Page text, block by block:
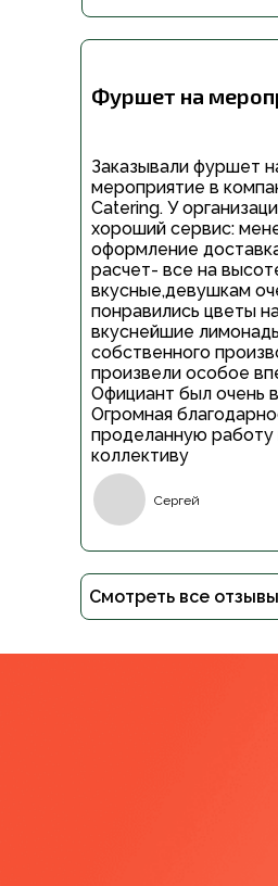
Фуршет на
Заказывали фуршет
мероприятие в
Catering. У
хороший сервис:
оформление
расчет- все на
вкусные,девушкам
понравились цветы
вкуснейшие
собственного
произвели особое
Официант был очень
Огромная
проделанную работу
коллективу
Сергей
Смотреть все отзывы